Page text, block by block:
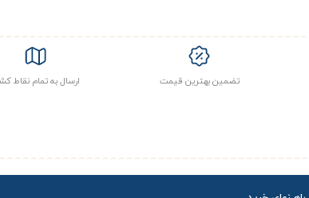
تضمین بهترین قیمت ارسال به تمام نقاط